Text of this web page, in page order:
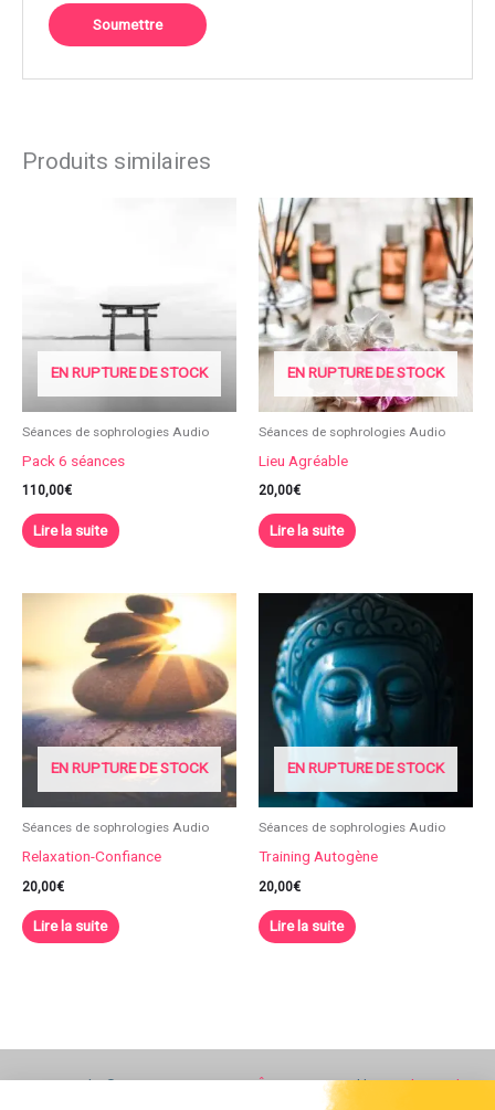
Produits similaires
EN RUPTURE DE STOCK
Séances de sophrologies Audio
Pack 6 séances
110,00€
Lire la suite
EN RUPTURE DE STOCK
Séances de sophrologies Audio
Lieu Agréable
20,00€
Lire la suite
EN RUPTURE DE STOCK
Séances de sophrologies Audio
Relaxation-Confiance
20,00€
Lire la suite
EN RUPTURE DE STOCK
Séances de sophrologies Audio
Training Autogène
20,00€
Lire la suite
Copyright © 2026AMIAHEL BIEN-ÊTRE| Powered byPixel Digital